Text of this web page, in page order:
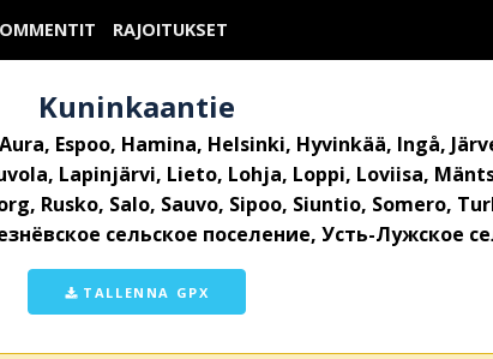
RAJOITUKSET
Kuninkaantie
Espoo, Hamina, Helsinki, Hyvinkää, Ingå,
Lapinjärvi, Lieto, Lohja, Loppi, Loviisa,
Rusko, Salo, Sauvo, Sipoo, Siuntio, Somero,
сельское поселение, Усть-Лужское
TALLENNA GPX